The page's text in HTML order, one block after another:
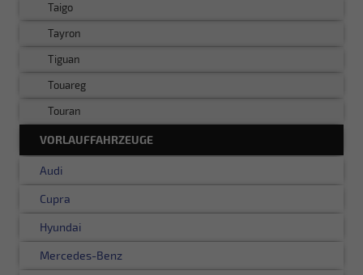
Taigo
Tayron
Tiguan
Touareg
Touran
VORLAUFFAHRZEUGE
Audi
Cupra
Hyundai
Mercedes-Benz